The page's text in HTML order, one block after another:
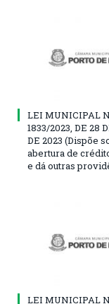
LEI MUNICIPAL
1833/2023, DE 28
DE 2023 (Dispõe
abertura de
e dá outras
LEI MUNICIPAL